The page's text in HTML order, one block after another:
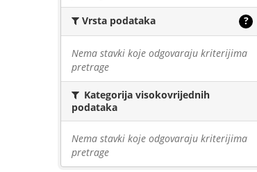
Vrsta podataka ?
Nema stavki koje odgovaraju kriterijima
pretrage
Kategorija visokovrijednih
podataka
Nema stavki koje odgovaraju kriterijima
pretrage